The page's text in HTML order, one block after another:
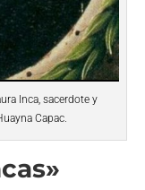
Inca, sacerdote y
Capac.